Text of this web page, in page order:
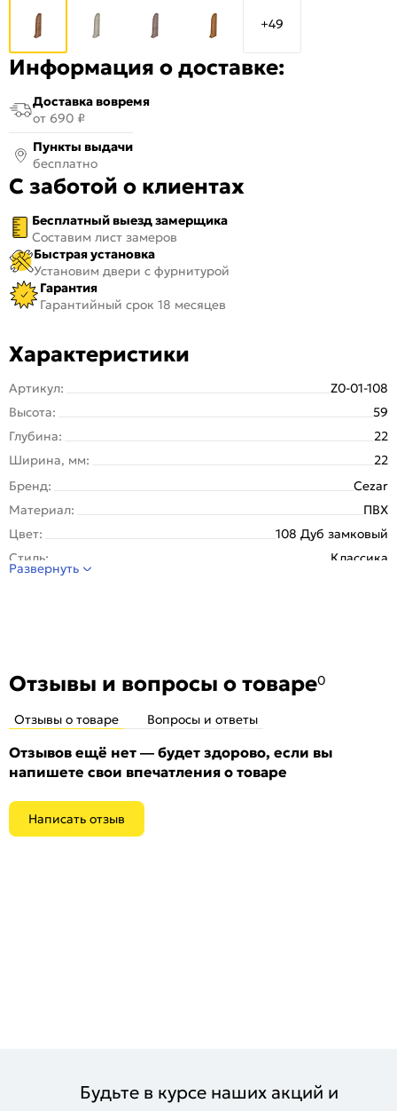
+49
Информация о доставке:
Доставка вовремя
от 690 ₽
Пункты выдачи
бесплатно
С заботой о клиентах
Бесплатный выезд замерщика
Составим лист замеров
Быстрая установка
Установим двери с фурнитурой
Гарантия
Гарантийный срок 18 месяцев
Характеристики
Артикул:
Z0-01-108
Высота:
59
Глубина:
22
Ширина, мм:
22
Бренд:
Cezar
Материал:
ПВХ
Цвет:
108 Дуб замковый
Стиль:
Классика
Развернуть
Отзывы и вопросы о товаре0
Отзывы о товаре Вопросы и ответы
Отзывов ещё нет — будет здорово, если вы
напишете свои впечатления о товаре
Написать отзыв
Будьте в курсе наших акций и